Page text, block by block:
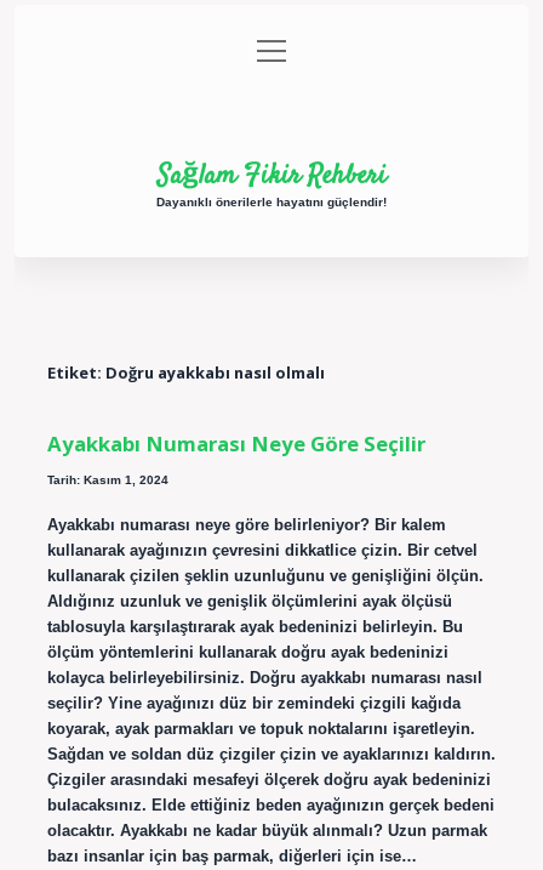
Gizlilik Politikası
menüyü
aç
Sağlam Fikir Rehberi
Dayanıklı önerilerle hayatını güçlendir!
Etiket: Doğru ayakkabı nasıl olmalı
Ayakkabı Numarası Neye Göre Seçilir
Tarih: Kasım 1, 2024
Ayakkabı numarası neye göre belirleniyor? Bir kalem
kullanarak ayağınızın çevresini dikkatlice çizin. Bir cetvel
kullanarak çizilen şeklin uzunluğunu ve genişliğini ölçün.
Aldığınız uzunluk ve genişlik ölçümlerini ayak ölçüsü
tablosuyla karşılaştırarak ayak bedeninizi belirleyin. Bu
ölçüm yöntemlerini kullanarak doğru ayak bedeninizi
kolayca belirleyebilirsiniz. Doğru ayakkabı numarası nasıl
seçilir? Yine ayağınızı düz bir zemindeki çizgili kağıda
koyarak, ayak parmakları ve topuk noktalarını işaretleyin.
Sağdan ve soldan düz çizgiler çizin ve ayaklarınızı kaldırın.
Çizgiler arasındaki mesafeyi ölçerek doğru ayak bedeninizi
bulacaksınız. Elde ettiğiniz beden ayağınızın gerçek bedeni
olacaktır. Ayakkabı ne kadar büyük alınmalı? Uzun parmak
bazı insanlar için baş parmak, diğerleri için ise…